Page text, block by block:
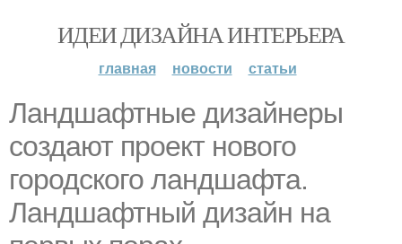
ИДЕИ ДИЗАЙНА ИНТЕРЬЕРА
главная новости статьи
Ландшафтные дизайнеры
создают проект нового
городского ландшафта.
Ландшафтный дизайн на